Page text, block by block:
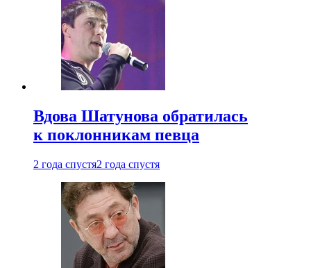
Вдова Шатунова обратилась
к поклонникам певца
2 года спустя2 года спустя